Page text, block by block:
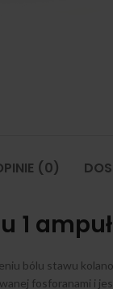
(0)
1
bólu stawu
fosforanami i